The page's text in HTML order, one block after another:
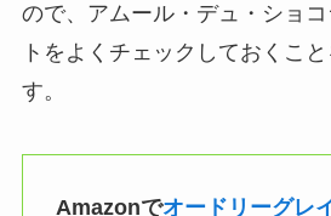
ので、アムール・デュ・ショ
トをよくチェックしておくこ
す。
Amazonでオードリーグレ